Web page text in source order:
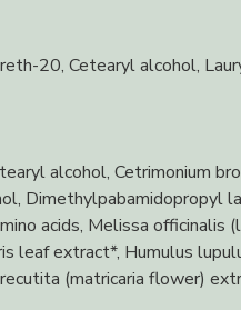
20, Cetearyl alcohol,
alcohol, Cetrimonium
Dimethylpabamidopropyl
acids, Melissa officinalis
leaf extract*, Humulus
(matricaria flower)